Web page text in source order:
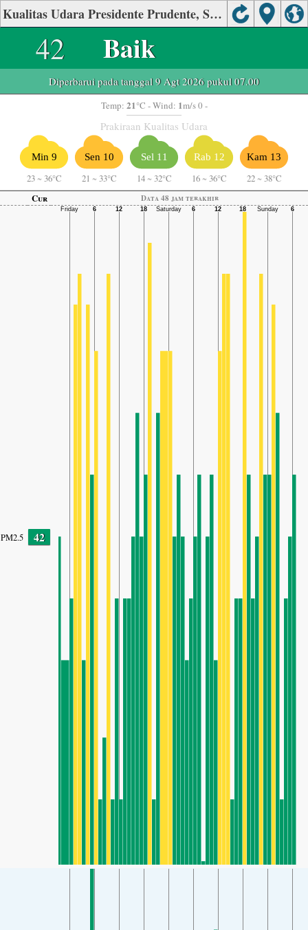
Kualitas Udara Presidente Prudente, São Paulo
42 Baik
Diperbarui pada tanggal 9 Agt 2026 pukul 07.00
Temp: 21°C - Wind: 1m/s 0 -
Prakiraan Kualitas Udara
Min 9
23 ~ 36°C
Sen 10
21 ~ 33°C
Sel 11
14 ~ 32°C
Rab 12
16 ~ 36°C
Kam 13
22 ~ 38°C
Cur
Data 48 jam terakhir
PM2.5 42